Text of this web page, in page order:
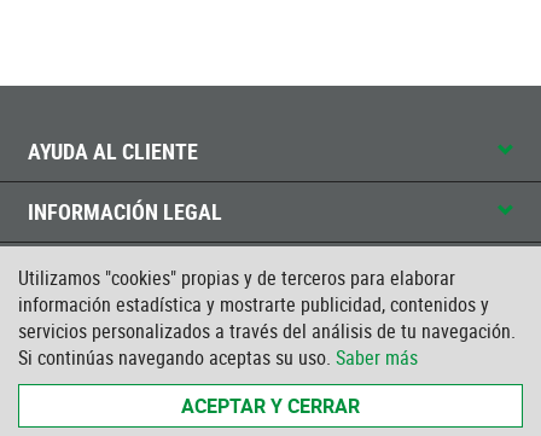
Utilizamos "cookies" propias y de terceros para elaborar
información estadística y mostrarte publicidad, contenidos y
servicios personalizados a través del análisis de tu navegación.
Si continúas navegando aceptas su uso. Saber más
ACEPTAR Y CERRAR
AYUDA AL CLIENTE
INFORMACIÓN LEGAL
CONTACTO
CERTIFICADO ISO